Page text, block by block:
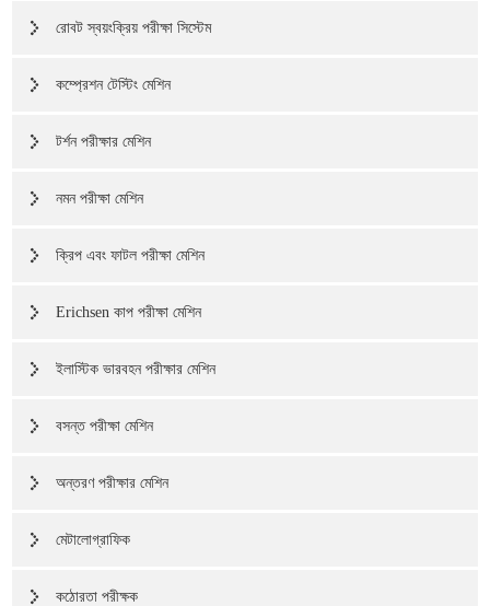
রোবট স্বয়ংক্রিয় পরীক্ষা সিস্টেম
কম্প্রেশন টেস্টিং মেশিন
টর্শন পরীক্ষার মেশিন
নমন পরীক্ষা মেশিন
ক্রিপ এবং ফাটল পরীক্ষা মেশিন
Erichsen কাপ পরীক্ষা মেশিন
ইলাস্টিক ভারবহন পরীক্ষার মেশিন
বসন্ত পরীক্ষা মেশিন
অন্তরণ পরীক্ষার মেশিন
মেটালোগ্রাফিক
কঠোরতা পরীক্ষক